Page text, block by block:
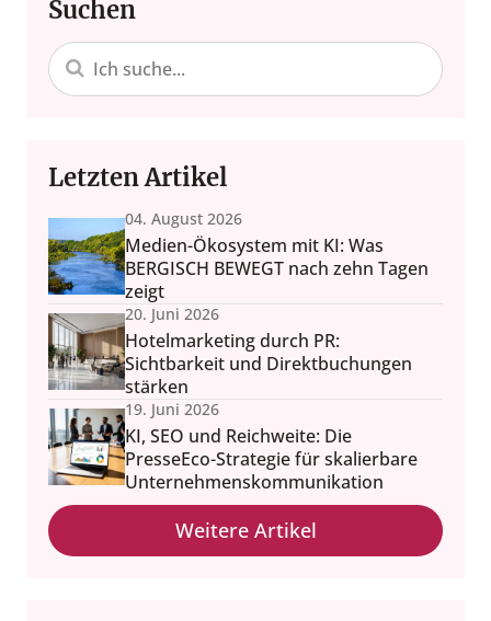
Suchen
Letzten Artikel
04. August 2026
Medien-Ökosystem mit KI: Was
BERGISCH BEWEGT nach zehn Tagen
zeigt
20. Juni 2026
Hotelmarketing durch PR:
Sichtbarkeit und Direktbuchungen
stärken
19. Juni 2026
KI, SEO und Reichweite: Die
PresseEco-Strategie für skalierbare
Unternehmenskommunikation
Weitere Artikel